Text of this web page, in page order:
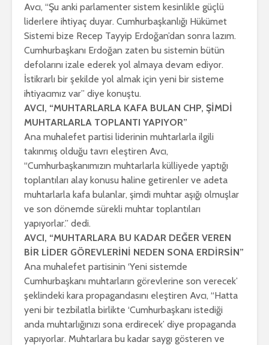
Avcı, “Şu anki parlamenter sistem kesinlikle güçlü
liderlere ihtiyaç duyar. Cumhurbaşkanlığı Hükümet
Sistemi bize Recep Tayyip Erdoğan’dan sonra lazım.
Cumhurbaşkanı Erdoğan zaten bu sistemin bütün
defolarını izale ederek yol almaya devam ediyor.
İstikrarlı bir şekilde yol almak için yeni bir sisteme
ihtiyacımız var” diye konuştu.
AVCI, “MUHTARLARLA KAFA BULAN CHP, ŞİMDİ
MUHTARLARLA TOPLANTI YAPIYOR”
Ana muhalefet partisi liderinin muhtarlarla ilgili
takınmış olduğu tavrı eleştiren Avcı,
“Cumhurbaşkanımızın muhtarlarla külliyede yaptığı
toplantıları alay konusu haline getirenler ve adeta
muhtarlarla kafa bulanlar, şimdi muhtar aşığı olmuşlar
ve son dönemde sürekli muhtar toplantıları
yapıyorlar.” dedi.
AVCI, “MUHTARLARA BU KADAR DEĞER VEREN
BİR LİDER GÖREVLERİNİ NEDEN SONA ERDİRSİN”
Ana muhalefet partisinin ‘Yeni sistemde
Cumhurbaşkanı muhtarların görevlerine son verecek’
şeklindeki kara propagandasını eleştiren Avcı, “Hatta
yeni bir tezbilatla birlikte ‘Cumhurbaşkanı istediği
anda muhtarlığınızı sona erdirecek’ diye propaganda
yapıyorlar. Muhtarlara bu kadar saygı gösteren ve